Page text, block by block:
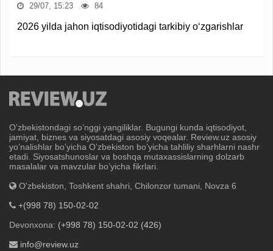
29/07, 15:23 84
2026 yilda jahon iqtisodiyotidagi tarkibiy o‘zgarishlar
Oʼzbekistondagi soʼnggi yangiliklar. Bugungi kunda iqtisodiyot,
jamiyat, biznes va siyosatdagi asosiy voqealar. Review.uz asosiy
yoʼnalishlar boʼyicha Oʼzbekiston boʼyicha tahliliy sharhlarni nashr
etadi. Siyosatshunoslar va boshqa mutaxassislarning dolzarb
masalalar va mavzular boʼyicha fikrlari.
O'zbekiston, Toshkent shahri, Chilonzor tumani, Novza 6
+(998 78) 150-02-02
Devonxona: (+998 78) 150-02-02 (426)
info@review.uz